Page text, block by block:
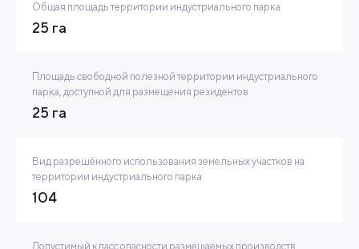
Общая площадь территории индустриального парка
25 га
Площадь свободной полезной территории индустриального
парка, доступной для размещения резидентов
25 га
Вид разрешённого использования земельных участков на
территории индустриального парка
104
Допустимый класс опасности размещаемых производств